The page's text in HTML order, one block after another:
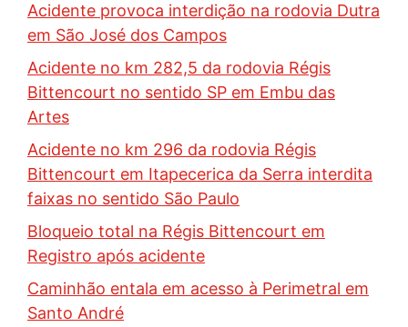
Acidente provoca interdição na rodovia Dutra
em São José dos Campos
Acidente no km 282,5 da rodovia Régis
Bittencourt no sentido SP em Embu das
Artes
Acidente no km 296 da rodovia Régis
Bittencourt em Itapecerica da Serra interdita
faixas no sentido São Paulo
Bloqueio total na Régis Bittencourt em
Registro após acidente
Caminhão entala em acesso à Perimetral em
Santo André